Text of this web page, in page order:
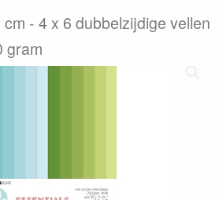
cm - 4 x 6 dubbelzijdige vellen
gram